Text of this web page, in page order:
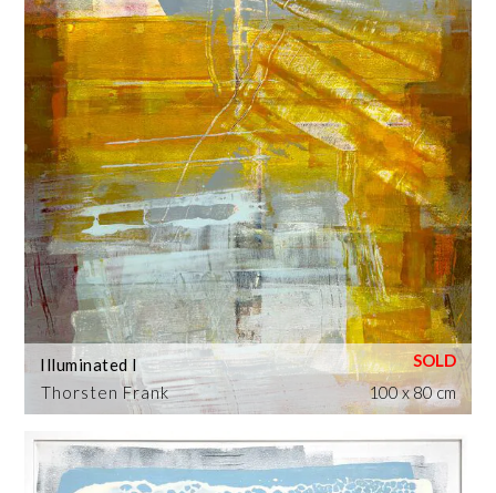
Thorsten Frank
Illuminated I
100 x 80 cm